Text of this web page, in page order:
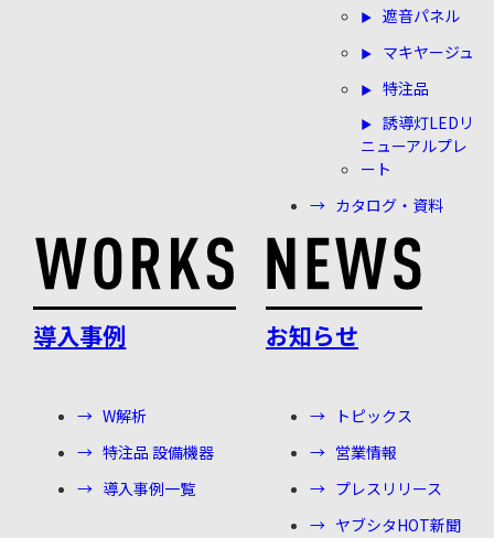
遮音パネル
マキヤージュ
特注品
誘導灯LEDリ
ニューアルプレ
ート
カタログ・資料
導入事例
W解析
特注品 設備機器
導入事例一覧
お知らせ
トピックス
営業情報
プレスリリース
ヤブシタHOT新聞